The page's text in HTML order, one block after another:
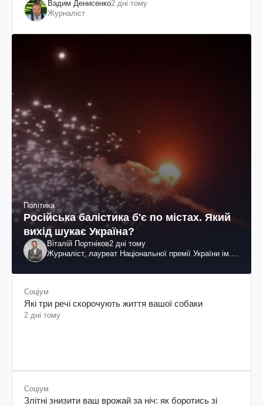
Вадим Денисенко2 дні тому
Журналіст
Політика
Російська балістика б'є по містах. Який
вихід шукає Україна?
Віталій Портніков2 дні тому
Журналіст, лауреат Національної премії України ім.
Соціум
Які три речі скорочують життя вашої собаки
2 дні тому
Соціум
Злітні знизити ваш врожай за ніч: як боротись зі